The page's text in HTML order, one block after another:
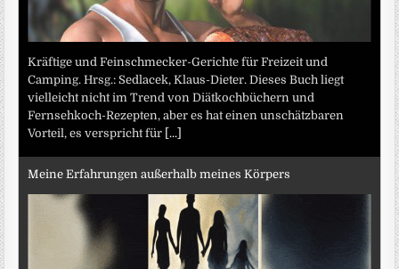
Kräftige und Feinschmecker-Gerichte für Freizeit und
Camping. Hrsg.: Sedlacek, Klaus-Dieter. Dieses Buch liegt
vielleicht nicht im Trend von Diätkochbüchern und
Fernsehkoch-Rezepten, aber es hat einen unschätzbaren
Vorteil, es verspricht für [...]
Meine Erfahrungen außerhalb meines Körpers